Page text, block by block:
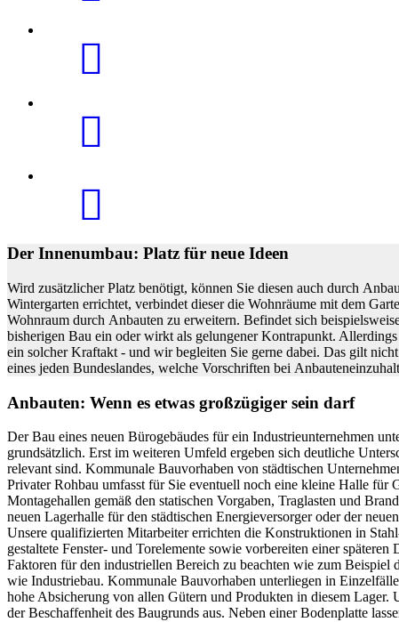
Der Innenumbau: Platz für neue Ideen
Wird zusätzlicher Platz benötigt, können Sie diesen auch durch
Wintergarten errichtet, verbindet dieser die Wohnräume mit dem
Wohnraum durch Anbauten zu erweitern. Befindet sich
bisherigen Bau ein oder wirkt als gelungener Kontrapunkt.
ein solcher Kraftakt - und wir begleiten Sie gerne dabei. Das gilt
eines jeden Bundeslandes, welche Vorschriften bei
Anbauten: Wenn es etwas großzügiger sein darf
Der Bau eines neuen Bürogebäudes für ein Industrieunternehmen
grundsätzlich. Erst im weiteren Umfeld ergeben sich deutliche
relevant sind. Kommunale Bauvorhaben von städtischen
Privater Rohbau umfasst für Sie eventuell noch eine kleine Halle für
Montagehallen gemäß den statischen Vorgaben, Traglasten und
neuen Lagerhalle für den städtischen Energieversorger oder der
Unsere qualifizierten Mitarbeiter errichten die Konstruktionen in
gestaltete Fenster- und Torelemente sowie vorbereiten einer
Faktoren für den industriellen Bereich zu beachten wie zum
wie Industriebau. Kommunale Bauvorhaben unterliegen in
hohe Absicherung von allen Gütern und Produkten in diesem
der Beschaffenheit des Baugrunds aus. Neben einer Bodenplatte